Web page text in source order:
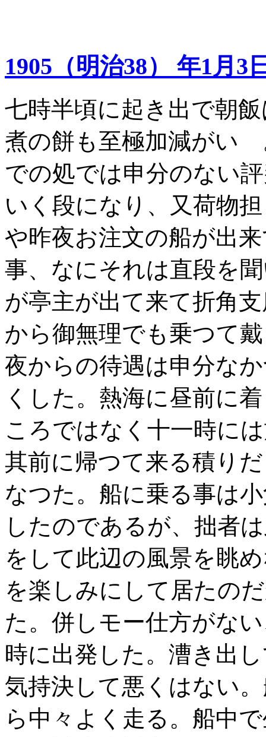
1905（明治38） 年1月3
七時半頃に起き出で朝
煮の餅も至極加減がい
での処では申分のない
いく段になり、又荷物
や昨夜お注文の船が出
事、なにそれは直段を
が亭主が出て来て折角
から御無理でも乗つて
夜からの待遇は申分な
くした。熱海に昼前に
ころではなく十一時に
其前に帰つて来る積り
なつた。船に乗る事は
したのであるが、拙者
をして此辺の風景を眺
を楽しみにして居たの
た。併しモー仕方がな
時に出発した。漕き出
気持決して悪くはない
ら中々よく走る。船中